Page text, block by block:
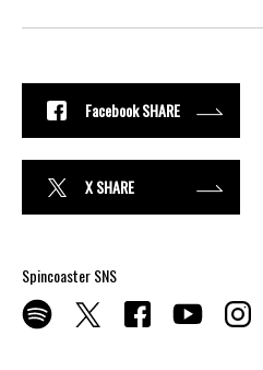
Facebook SHARE
X SHARE
Spincoaster SNS